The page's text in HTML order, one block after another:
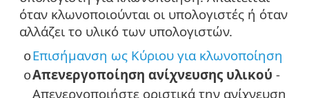
όταν κλωνοποιούνται οι υπολογιστές ή όταν
αλλάζει το υλικό των υπολογιστών.
oΕπισήμανση ως Κύριου για κλωνοποίηση
oΑπενεργοποίηση ανίχνευσης υλικού -
Απενεργοποιήστε οριστικά την ανίχνευση